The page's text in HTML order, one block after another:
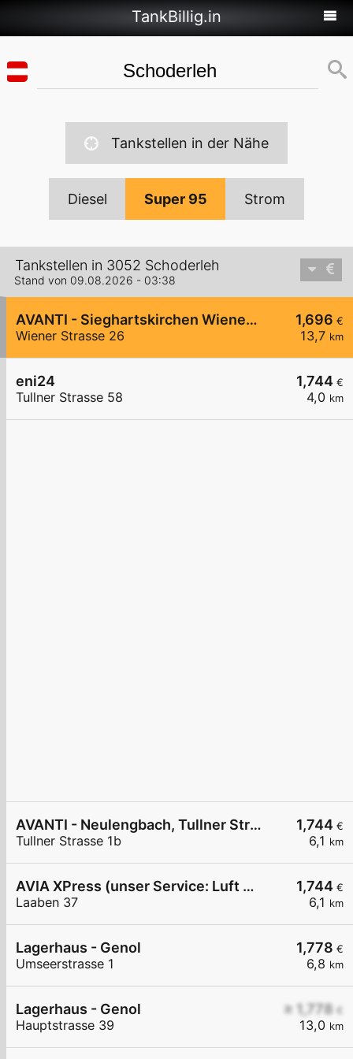
TankBillig.in
Tankstellen in der Nähe
Diesel Super 95 Strom
Tankstellen in 3052 Schoderleh
Stand von 09.08.2026 - 03:38
1,696 €
13,7 km
AVANTI - Sieghartskirchen Wiener Straße 26
Wiener Strasse 26
1,744 €
4,0 km
eni24
Tullner Strasse 58
1,744 €
6,1 km
AVANTI - Neulengbach, Tullner Straße 1b
Tullner Strasse 1b
1,744 €
6,1 km
AVIA XPress (unser Service: Luft und Wasser)
Laaben 37
1,778 €
6,8 km
Lagerhaus - Genol
Umseerstrasse 1
≥ 1,778 €
13,0 km
Lagerhaus - Genol
Hauptstrasse 39